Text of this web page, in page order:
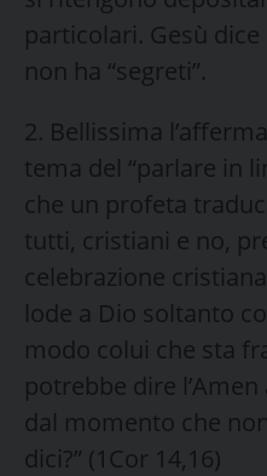
particolari. Gesù
non ha “segreti”.
2. Bellissima
tema del “parlare in
che un profeta
tutti, cristiani e no,
celebrazione
lode a Dio soltanto
modo colui che sta
potrebbe dire
dal momento che
dici?” (1Cor 14,16)